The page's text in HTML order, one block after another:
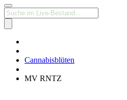
Products
search
Apotheke
Cannabisblüten
MV RNTZ